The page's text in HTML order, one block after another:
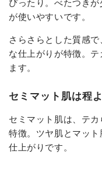
が使いやすいです。
さらさらとした質感
な仕上がりが特徴。
ます。
セミマット肌は程
セミマット肌は、テ
特徴。ツヤ肌とマッ
仕上がりです。